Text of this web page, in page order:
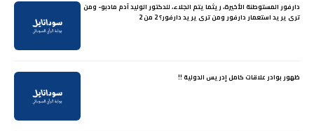
دارفور المستوطنة الأخيرة، ريثما يتم الجلاء، للدكتور الوليد آدم مادبو- ومن
ترى يريد استعمار دارفور ومن ترى يريد دارفور؟ 2 من 2
ظهور بوادر علاقات كامل إدريس الدولية !!